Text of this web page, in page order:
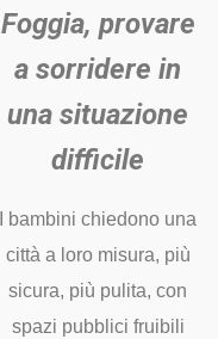
Foggia, provare
a sorridere in
una situazione
difficile
I bambini chiedono una
città a loro misura, più
sicura, più pulita, con
spazi pubblici fruibili